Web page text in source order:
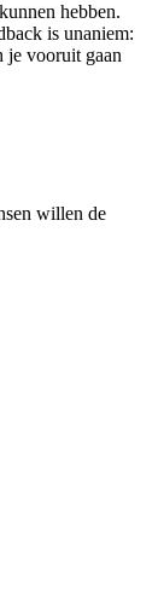
hebben.
is unaniem:
je vooruit gaan
willen de